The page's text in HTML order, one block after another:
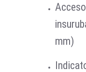
mm)